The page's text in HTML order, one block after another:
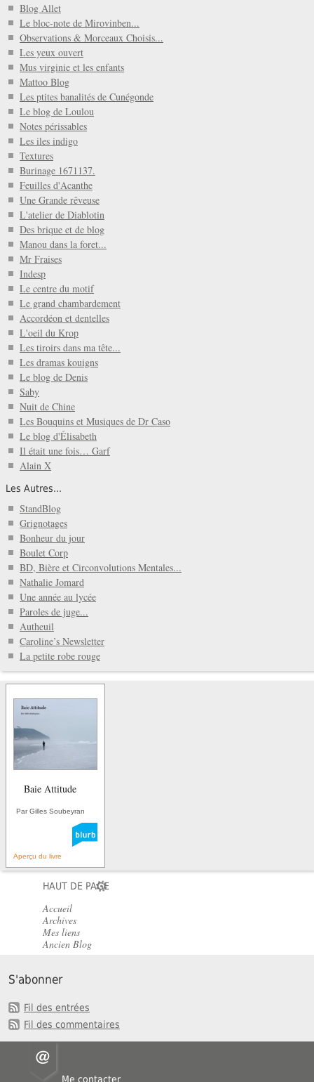
Blog Allet
Le bloc-note de Mirovinben...
Observations & Morceaux Choisis...
Les yeux ouvert
Mus virginie et les enfants
Mattoo Blog
Les ptites banalités de Cunégonde
Le blog de Loulou
Notes périssables
Les iles indigo
Textures
Burinage 1671137.
Feuilles d'Acanthe
Une Grande rêveuse
L'atelier de Diablotin
Des brique et de blog
Manou dans la foret...
Mr Fraises
Indesp
Le centre du motif
Le grand chambardement
Accordéon et dentelles
L'oeil du Krop
Les tiroirs dans ma tête...
Les dramas kouigns
Le blog de Denis
Saby
Nuit de Chine
Les Bouquins et Musiques de Dr Caso
Le blog d'Élisabeth
Il était une fois… Garf
Alain X
Les Autres...
StandBlog
Grignotages
Bonheur du jour
Boulet Corp
BD, Bière et Circonvolutions Mentales...
Nathalie Jomard
Une année au lycée
Paroles de juge...
Autheuil
Caroline’s Newsletter
La petite robe rouge
Baie Attitude
Par Gilles Soubeyran
Aperçu du livre
HAUT DE PAGE
Accueil
Archives
Mes liens
Ancien Blog
S'abonner
Fil des entrées
Fil des commentaires
Me contacter